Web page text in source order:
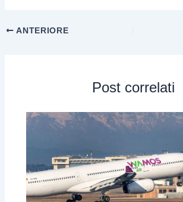
ANTERIORE
Post correlati